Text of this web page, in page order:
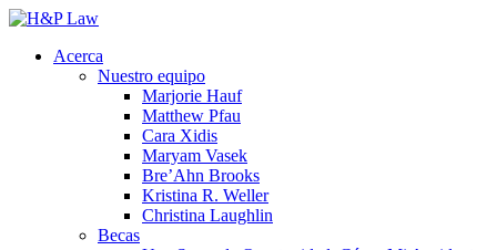
Acerca
Nuestro equipo
Marjorie Hauf
Matthew Pfau
Cara Xidis
Maryam Vasek
Bre’Ahn Brooks
Kristina R. Weller
Christina Laughlin
Becas